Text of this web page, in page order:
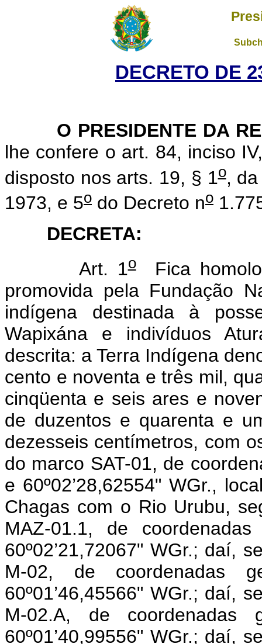
DECRETO DE
O PRESIDENTE DA
lhe confere o art. 84, inciso
disposto nos arts. 19, § 1o,
1973, e 5o do Decreto no
DECRETA:
Art. 1oFica
promovida pela Fundação
indígena destinada à
Wapixána e indivíduos
descrita: a Terra Indígena
cento e noventa e três mil,
cinqüenta e seis ares e
de duzentos e quarenta e
dezesseis centímetros, com
do marco SAT-01, de
e 60º02’28,62554" WGr.,
Chagas com o Rio Urubu,
MAZ-01.1, de
60º02’21,72067" WGr.; daí,
M-02, de coordenadas
60º01’46,45566" WGr.; daí,
M-02.A, de coordenadas
60º01’40,99556" WGr.; daí,